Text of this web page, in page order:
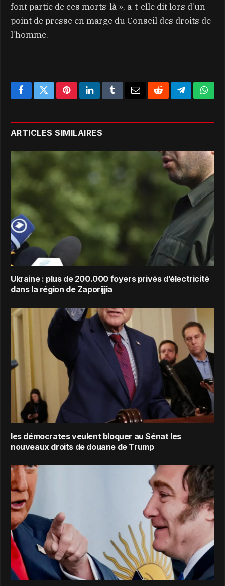
font partie de ces morts-là », a-t-elle dit lors d’un
point de presse en marge du Conseil des droits de
l’homme.
FacebookTwitterPinterestLinkedInTumblr EmailRedditTelegram
ARTICLES SIMILAIRES
Ukraine : plus de 200.000 foyers privés d’électricité
dans la région de Zaporijjia
les démocrates veulent bloquer au Sénat les
nouveaux droits de douane de Trump